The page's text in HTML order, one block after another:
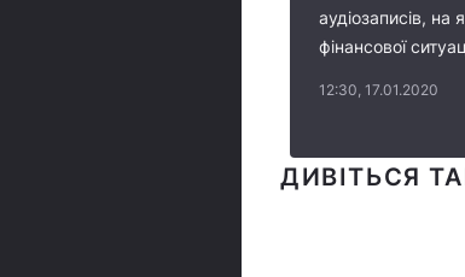
аудіозаписів,
фінансової
12:30, 17.01.2020
ДИВІТЬСЯ